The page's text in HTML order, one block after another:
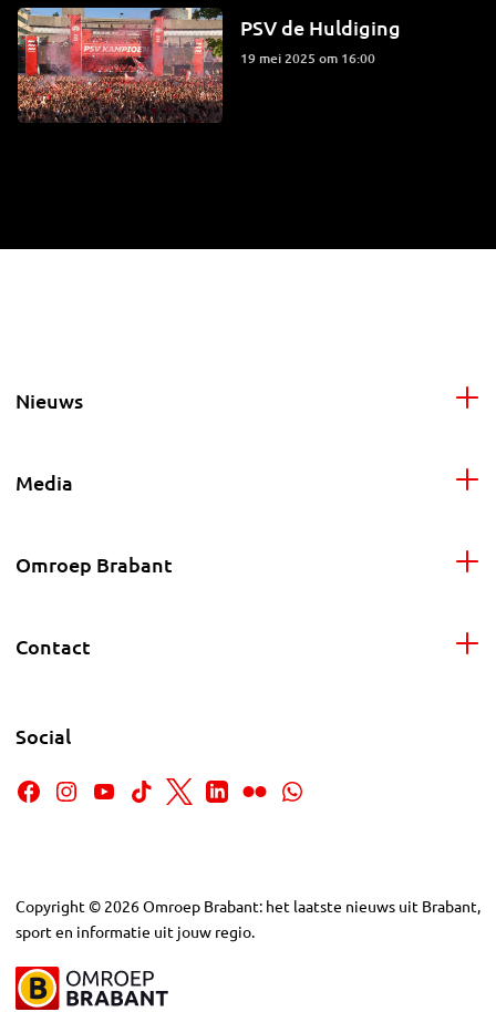
PSV de Huldiging
19 mei 2025 om 16:00
Nieuws
Media
Omroep Brabant
Contact
Social
Copyright © 2026Omroep Brabant: het laatste nieuws uit Brabant,
sport en informatie uit jouw regio.